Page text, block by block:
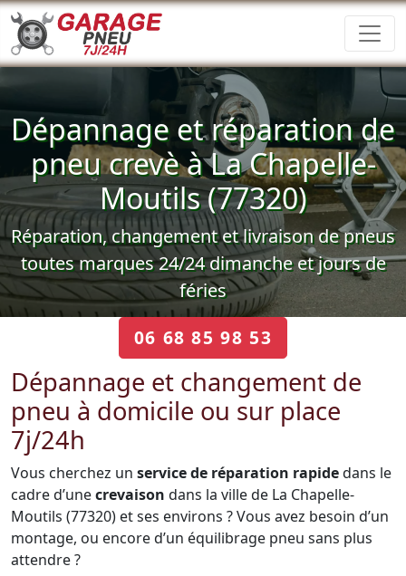
Dépannage et réparation de
pneu crevè à La Chapelle-
Moutils (77320)
Réparation, changement et livraison de pneus
toutes marques 24/24 dimanche et jours de
féries
06 68 85 98 53
Dépannage et changement de
pneu à domicile ou sur place
7j/24h
Vous cherchez un service de réparation rapidedans le
cadre d’unecrevaison dans la ville de La Chapelle-
Moutils (77320) et ses environs ? Vous avez besoin d’un
montage, ou encore d’un équilibrage pneu sans plus
attendre ?